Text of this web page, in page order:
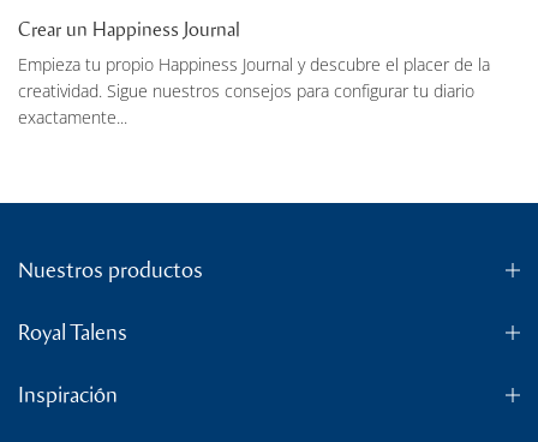
Crear un Happiness Journal
Empieza tu propio Happiness Journal y descubre el placer de la
creatividad. Sigue nuestros consejos para configurar tu diario
exactamente...
Nuestros productos
Royal Talens
Inspiración